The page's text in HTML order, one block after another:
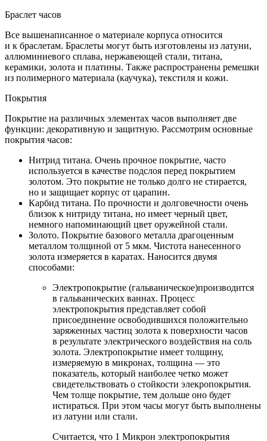
Браслет часов
Все вышенаписанное о материале корпуса относится
и к браслетам. Браслеты могут быть изготовлены из латуни,
аллюминиевого сплава, нержавеющей стали, титана,
керамики, золота и платины. Также распространены ремешки
из полимерного материала (каучука), текстиля и кожи.
Покрытия
Покрытие на различных элементах часов выполняет две
функции: декоративную и защитную. Рассмотрим основные
покрытия часов:
Нитрид титана. Очень прочное покрытие, часто
используется в качестве подслоя перед покрытием
золотом. Это покрытие не только долго не стирается,
но и защищает корпус от царапин.
Карбид титана. По прочности и долговечности очень
близок к нитриду титана, но имеет черный цвет,
немного напоминающий цвет оружейной стали.
Золото. Покрытие базового металла драгоценным
металлом толщиной от 5 мкм. Чистота нанесенного
золота измеряется в каратах. Наносится двумя
способами:
Электропокрытие (гальваническое)производится
в гальванических ваннах. Процесс
электропокрытия представляет собой
присоединение освободившихся положительно
заряженных частиц золота к поверхности часов
в результате электрического воздействия на соль
золота. Электропокрытие имеет толщину,
измеряемую в микронах, толщина — это
показатель, который наиболее четко может
свидетельствовать о стойкости элекропокрытия.
Чем толще покрытие, тем дольше оно будет
истираться. При этом часы могут быть выполнены
из латуни или стали.
Считается, что 1 Микрон электропокрытия